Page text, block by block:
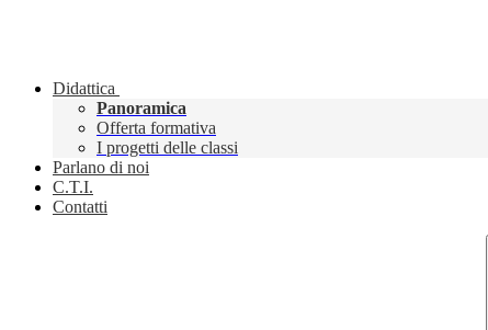
Didattica
Panoramica
Offerta formativa
I progetti delle classi
Parlano di noi
C.T.I.
Contatti